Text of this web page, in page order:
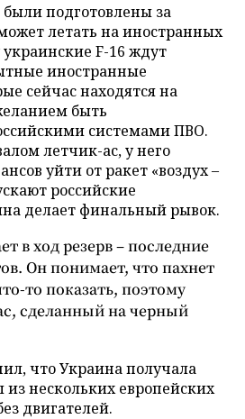
подготовлены за
летать на иностранных
F-16 ждут
иностранные
сейчас находятся на
быть
системами ПВО.
летчик-ас, у него
уйти от ракет «воздух –
российские
делает финальный рывок.
в ход резерв – последние
Он понимает, что пахнет
то показать, поэтому
сделанный на черный
что Украина получала
из нескольких европейских
двигателей.